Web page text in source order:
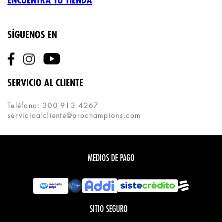
SÍGUENOS EN
SERVICIO AL CLIENTE
Teléfono: 300 913 4267
servicioalcliente@prochampions.com
MEDIOS DE PAGO
SITIO SEGURO